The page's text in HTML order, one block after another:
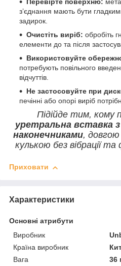
Перевірте поверхню:
з’єднання мають бути
задирок.
Очистіть виріб: обробіть
елементи до та після
Використовуйте
потребують повільного
відчуттів.
Не застосовуйте при
печінні або опорі виріб
Підійде тим, кому
уретральна вставка
наконечниками,
кулькою без вібрації та
Приховати
Характеристики
Основні атрибути
Виробник
Країна виробник
Вага
36